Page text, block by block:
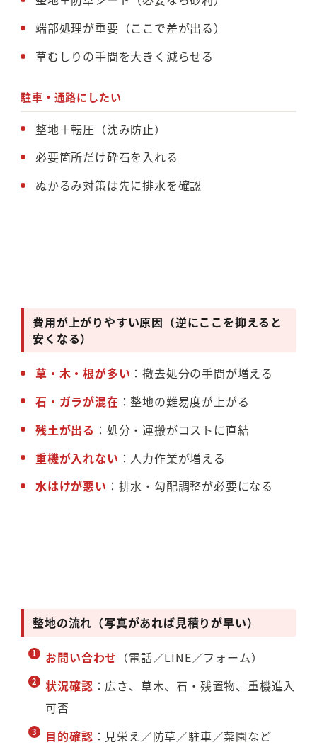
端部処理が重要（ここで差が出る）
草むしりの手間を大きく減らせる
駐車・通路にしたい
整地＋転圧（沈み防止）
必要箇所だけ砕石を入れる
ぬかるみ対策は先に排水を確認
費用が上がりやすい原因（逆にここを抑えると
安くなる）
草・木・根が多い ：撤去処分の手間が増える
石・ガラが混在 ：整地の難易度が上がる
残土が出る ：処分・運搬がコストに直結
重機が入れない ：人力作業が増える
水はけが悪い ：排水・勾配調整が必要になる
整地の流れ（写真があれば見積りが早い）
お問い合わせ （電話／LINE／フォーム）
状況確認 ：広さ、草木、石・残置物、重機進入
可否
目的確認 ：見栄え／防草／駐車／菜園など